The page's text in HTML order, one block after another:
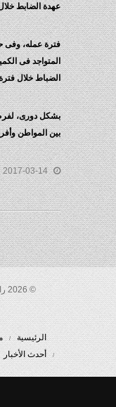
عهدة الضابط خلال
فترة عمله، وفى حالة
المتواجد فى الكمين
الضباط خلال فترة
بشكل دورى، لفرض
بين المواطن وأفراد
2017-03-14
© 2026
الرئيسية من
أحدث الأخبار